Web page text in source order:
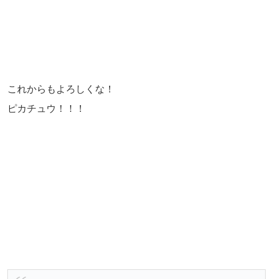
これからもよろしくな！
ピカチュウ！！！